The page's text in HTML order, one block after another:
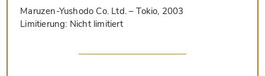
Maruzen-Yushodo Co. Ltd.– Tokio, 2003
Limitierung: Nicht limitiert